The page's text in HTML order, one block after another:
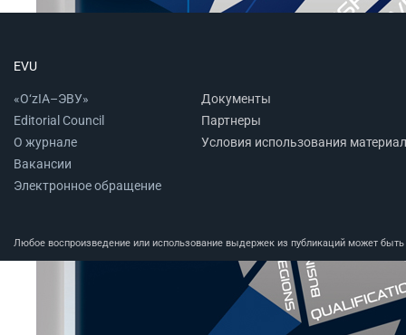
EVU
«O‘zIA–ЭВУ»
Editorial Council
О журнале
Вакансии
Электронное обращение
Документы
Партнеры
Условия использования
Любое воспроизведение или использование выдержек из публикаций может